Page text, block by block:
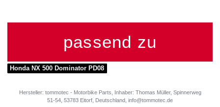
passend zu
Honda NX 500 Dominator PD08
Hersteller: tommotec - Motorbike Parts, Inhaber: Thomas Müller, Spinnerweg
51-54, 53783 Eitorf, Deutschland, info@tommotec.de